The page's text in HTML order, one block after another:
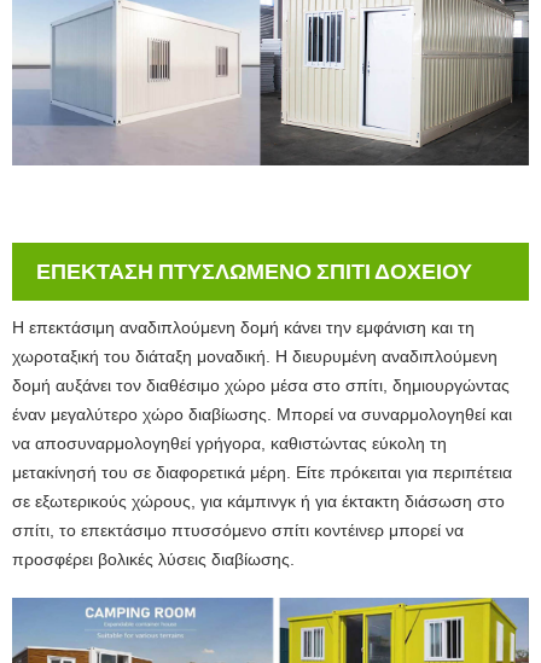
ΕΠΕΚΤΑΣΗ ΠΤΥΣΛΩΜΕΝΟ ΣΠΙΤΙ ΔΟΧΕΙΟΥ
Η επεκτάσιμη αναδιπλούμενη δομή κάνει την εμφάνιση και τη
χωροταξική του διάταξη μοναδική. Η διευρυμένη αναδιπλούμενη
δομή αυξάνει τον διαθέσιμο χώρο μέσα στο σπίτι, δημιουργώντας
έναν μεγαλύτερο χώρο διαβίωσης. Μπορεί να συναρμολογηθεί και
να αποσυναρμολογηθεί γρήγορα, καθιστώντας εύκολη τη
μετακίνησή του σε διαφορετικά μέρη. Είτε πρόκειται για περιπέτεια
σε εξωτερικούς χώρους, για κάμπινγκ ή για έκτακτη διάσωση στο
σπίτι, το επεκτάσιμο πτυσσόμενο σπίτι κοντέινερ μπορεί να
προσφέρει βολικές λύσεις διαβίωσης.